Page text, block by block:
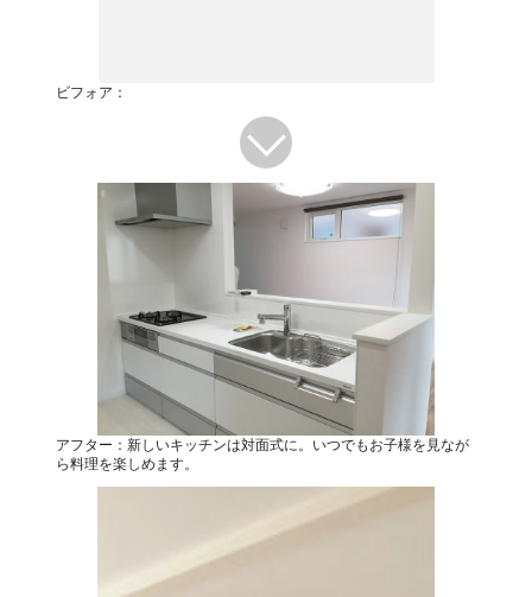
ビフォア：
アフター：新しいキッチンは対面式に。いつでもお子様を見なが
ら料理を楽しめます。